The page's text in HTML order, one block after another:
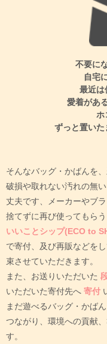
不要に
自宅
最近は
愛着があ
ホ
ずっと置いた
そんなバッグ・かばんを
破損や取れない汚れの無
丈夫です、メーカーやブラ
捨てずに再び使ってもら
いいことシップ(ECO to
で寄付、及び再販などを
束させていただきます。
また、お送りいただいた
いただいた寄付先へ 寄付
まだ遊べるバッグ・かば
つながり、環境への貢献
す。